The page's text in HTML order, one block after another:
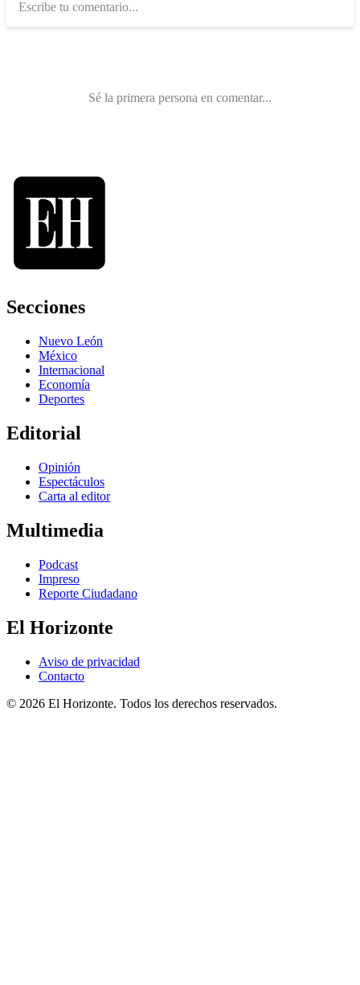
Secciones
Nuevo León
México
Internacional
Economía
Deportes
Editorial
Opinión
Espectáculos
Carta al editor
Multimedia
Podcast
Impreso
Reporte Ciudadano
El Horizonte
Aviso de privacidad
Contacto
© 2026 El Horizonte. Todos los derechos reservados.